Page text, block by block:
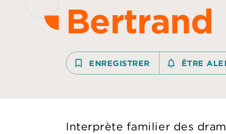
Bertrand
bookmark_border ENREGISTRER ÊTRE
Interprète familier des